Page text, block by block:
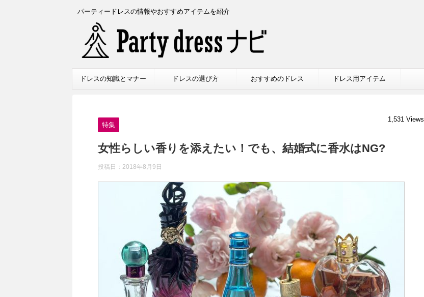
パーティードレスの情報やおすすめアイテムを紹介
ドレスの知識とマナー ドレスの選び方 おすすめのドレス ドレス用アイテム
特集
1,531 Views
女性らしい香りを添えたい！でも、結婚式に香水はNG?
投稿日： 2018年8月9日